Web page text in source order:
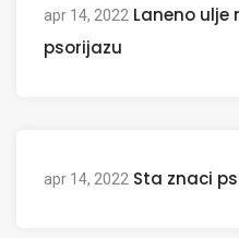
apr 14, 2022 Laneno
psorijazu
apr 14, 2022 Sta znaci